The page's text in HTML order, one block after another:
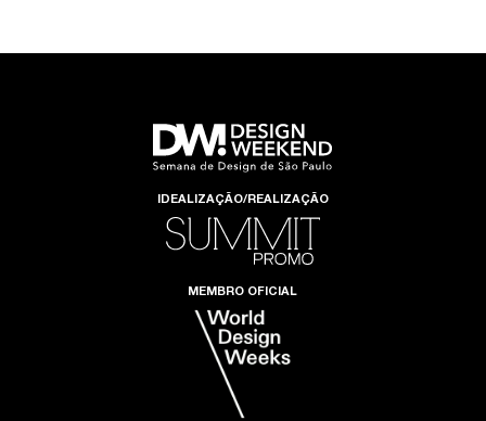
IDEALIZAÇÃO/REALIZAÇÃO
MEMBRO OFICIAL